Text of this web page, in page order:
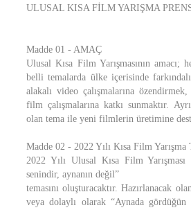
ULUSAL KISA FİLM YARIŞMA
Madde 01 - AMAÇ
Ulusal Kısa Film Yarışmasının amacı;
belli temalarda ülke içerisinde
alakalı video çalışmalarına
film çalışmalarına katkı sunmaktır.
olan tema ile yeni filmlerin üretimine
Madde 02 - 2022 Yılı Kısa Film Yarışma
2022 Yılı Ulusal Kısa Film
senindir, aynanın değil”
temasını oluşturacaktır. Hazırlanacak
veya dolaylı olarak “Aynada gördüğün